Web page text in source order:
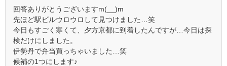
回答ありがとうございますm(__)m
先ほど駅ビルウロウロして見つけました…笑
今日もすごく寒くて、夕方京都に到着したんですが…今日は探
検だけにしました。
伊勢丹で弁当買っちゃいました…笑
候補の1つにします♪